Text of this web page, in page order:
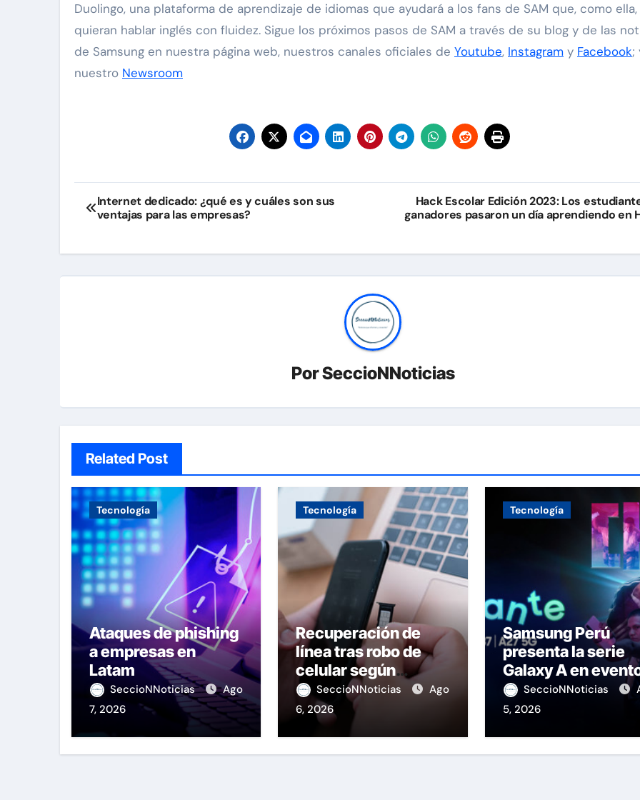
Duolingo, una plataforma de aprendizaje de idiomas que ayudará a los fans de SAM que, como ella,
quieran hablar inglés con fluidez. Sigue los próximos pasos de SAM a través de su blog y de las
de Samsung en nuestra página web, nuestros canales oficiales de Youtube, Instagram y Facebook;
nuestro Newsroom
Navegación
de
entradas
Internet dedicado: ¿qué es y cuáles son sus
ventajas para las empresas?
Hack Escolar Edición 2023: Los
ganadores pasaron un día aprendiendo en
PorSeccioNNoticias
Related Post
Tecnología
Ataques de phishing
a empresas en
Latam
SeccioNNoticias
Ago
7, 2026
Tecnología
Recuperación de
línea tras robo de
celular según
OSIPTEL
SeccioNNoticias
Ago
6, 2026
Tecnología
Samsung Perú
presenta la serie
Galaxy A en
de K-Pop
SeccioNNoticias
5, 2026